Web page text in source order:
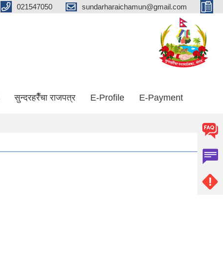
021547050 sundarharaichamun@gmail.com
सुन्दरहरैँचा राजपत्र E-Profile E-Payment